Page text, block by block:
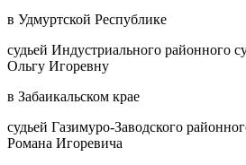
в Удмуртской Республике
судьей Индустриального районного
Ольгу Игоревну
в Забаикальском крае
судьей Газимуро-Заводского
Романа Игоревича